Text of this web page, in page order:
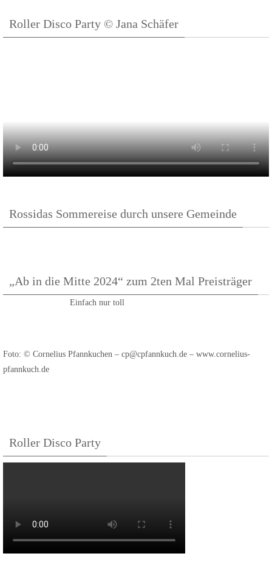
Roller Disco Party © Jana Schäfer
Rossidas Sommereise durch unsere Gemeinde
„Ab in die Mitte 2024“ zum 2ten Mal Preisträger
Einfach nur toll
Foto: © Cornelius Pfannkuchen – cp@cpfannkuch.de – www.cornelius-
pfannkuch.de
Roller Disco Party